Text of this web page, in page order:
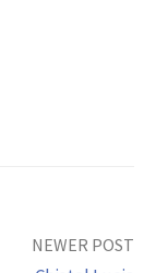
NEWER POST